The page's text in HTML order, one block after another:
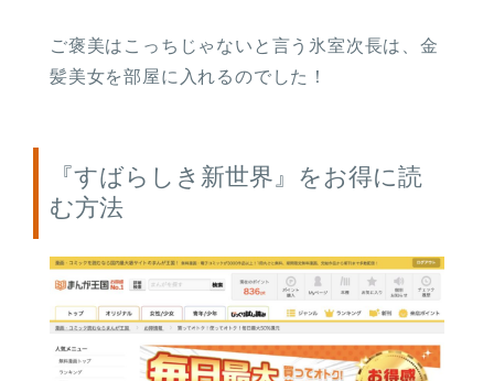
ご褒美はこっちじゃないと言う氷室次長は、金
髪美女を部屋に入れるのでした！
『すばらしき新世界』をお得に読
む方法